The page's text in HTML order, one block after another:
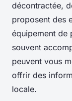
décontractée,
proposent des
équipement de
souvent
peuvent vous
offrir des
locale.